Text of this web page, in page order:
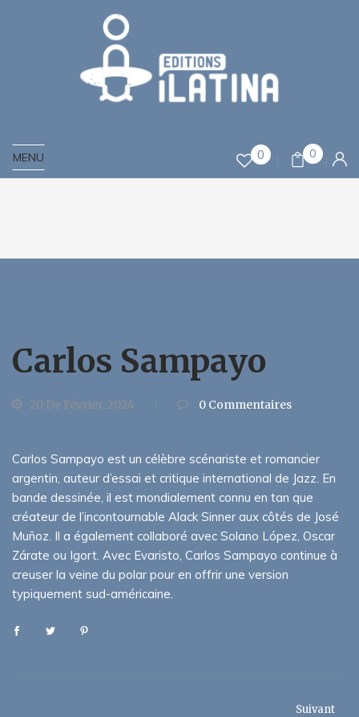
MENU 0 0
Carlos Sampayo
20 De Février, 2024 0 Commentaires
Carlos Sampayo est un célèbre scénariste et romancier
argentin, auteur d’essai et critique international de Jazz. En
bande dessinée, il est mondialement connu en tan que
créateur de l’incontournable Alack Sinner aux côtés de José
Muñoz. Il a également collaboré avec Solano López, Oscar
Zárate ou Igort. Avec Evaristo, Carlos Sampayo continue à
creuser la veine du polar pour en offrir une version
typiquement sud-américaine.
Suivant